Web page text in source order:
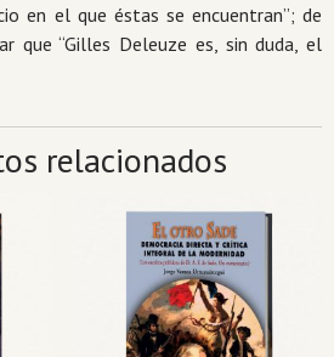
en el que éstas se encuentran”; de
que “Gilles Deleuze es, sin duda, el
relacionados